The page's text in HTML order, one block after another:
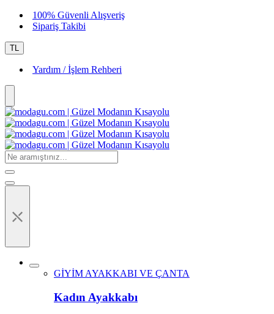
100% Güvenli Alışveriş
Sipariş Takibi
TL
Yardım / İşlem Rehberi
⤬
GİYİM AYAKKABI VE ÇANTA
Kadın Ayakkabı